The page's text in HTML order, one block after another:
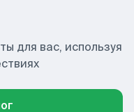
для вас, используя